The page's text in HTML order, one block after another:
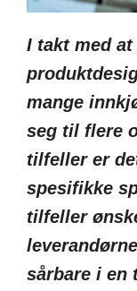
I takt med
mange
seg til flere
tilfeller er
spesifikke
tilfeller
sårbare i en